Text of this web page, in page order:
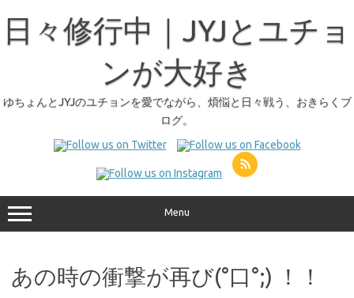
日々修行中｜JYJとユチョ
ンが大好き
ゆちょんとJYJのユチョンを愛でながら、煩悩と日々戦う、おきらくブ
ログ。
Menu
あの時の衝撃が再び(°口°;) ！！